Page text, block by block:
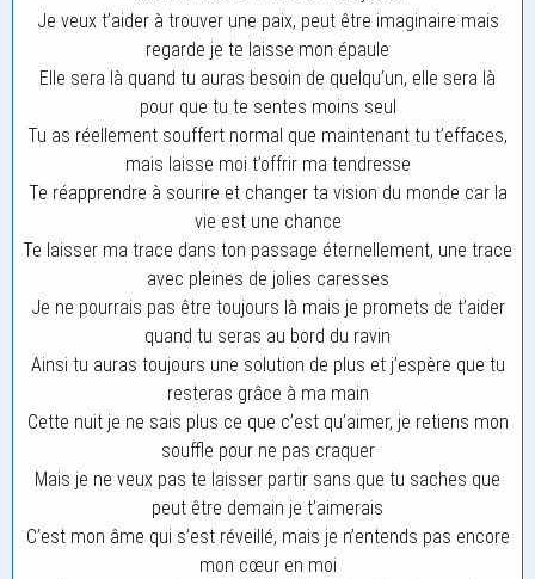
Je veux t’aider à trouver une paix, peut être imaginaire mais
regarde je te laisse mon épaule
Elle sera là quand tu auras besoin de quelqu’un, elle sera là
pour que tu te sentes moins seul
Tu as réellement souffert normal que maintenant tu t’effaces,
mais laisse moi t’offrir ma tendresse
Te réapprendre à sourire et changer ta vision du monde car la
vie est une chance
Te laisser ma trace dans ton passage éternellement, une trace
avec pleines de jolies caresses
Je ne pourrais pas être toujours là mais je promets de t’aider
quand tu seras au bord du ravin
Ainsi tu auras toujours une solution de plus et j’espère que tu
resteras grâce à ma main
Cette nuit je ne sais plus ce que c’est qu’aimer, je retiens mon
souffle pour ne pas craquer
Mais je ne veux pas te laisser partir sans que tu saches que
peut être demain je t’aimerais
C’est mon âme qui s’est réveillé, mais je n’entends pas encore
mon cœur en moi